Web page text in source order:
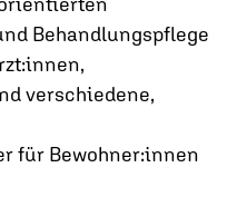
Behandlungspflege
verschiedene,
für Bewohner:innen